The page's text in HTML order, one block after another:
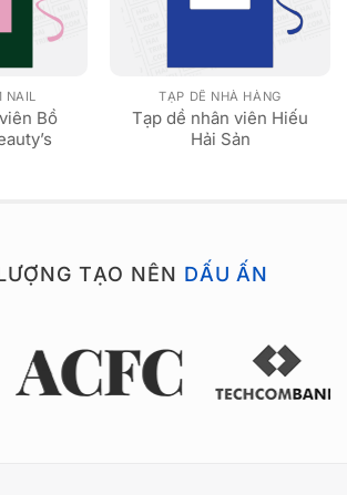
Bồ
TẠP DỀ NHÀ HÀNG
Tạp dề nhân viên Hiếu
Hải Sản
TẠO NÊN DẤU ẤN